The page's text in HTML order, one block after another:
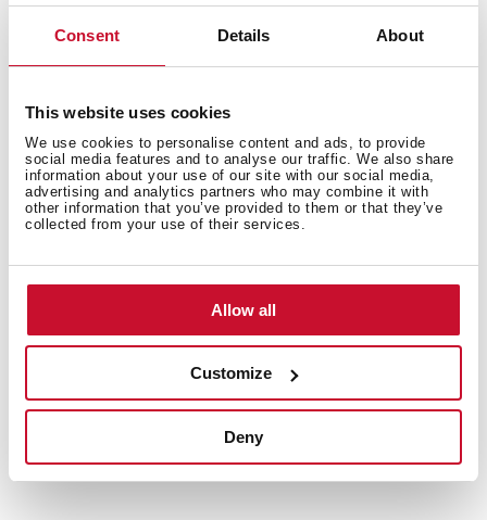
Consent Details About
This website uses cookies
We use cookies to personalise content and ads, to provide
social media features and to analyse our traffic. We also share
information about your use of our site with our social media,
advertising and analytics partners who may combine it with
other information that you’ve provided to them or that they’ve
collected from your use of their services.
Allow all
Customize
Deny
Pişirme süresi programlayıcı
300 mm büyük pişirme bölmesi
Power Plus işlevi
STOP & GO işlevi
Çocuk kilidi emniyeti
Dayanıklılık ve koruma: İnce metal çerçeve ve
çizilmeleri önlemek için yumuşak termoplastik
polimer kaplamalı iKnob kontrolü